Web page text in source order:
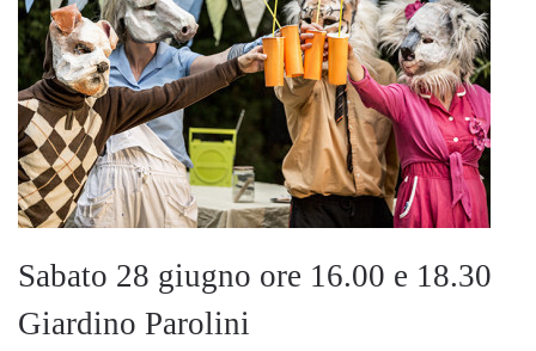
Sabato 28 giugno ore 16.00 e 18.30
Giardino Parolini